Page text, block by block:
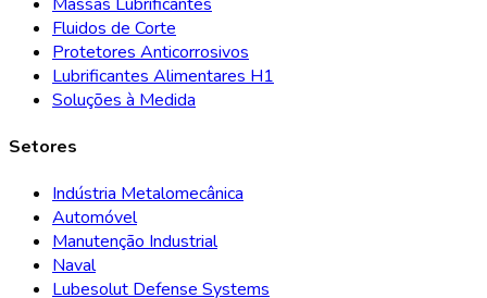
Fluidos de Corte
Protetores Anticorrosivos
Lubrificantes Alimentares H1
Soluções à Medida
Setores
Indústria Metalomecânica
Automóvel
Manutenção Industrial
Naval
Lubesolut Defense Systems